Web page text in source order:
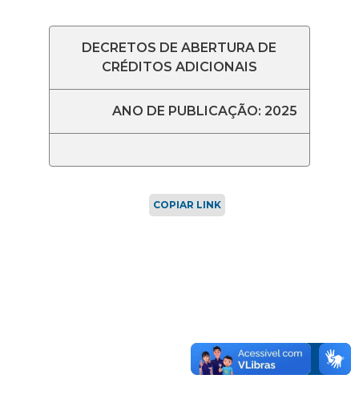
DECRETOS DE ABERTURA DE
CRÉDITOS ADICIONAIS
ANO DE PUBLICAÇÃO: 2025
COPIAR LINK